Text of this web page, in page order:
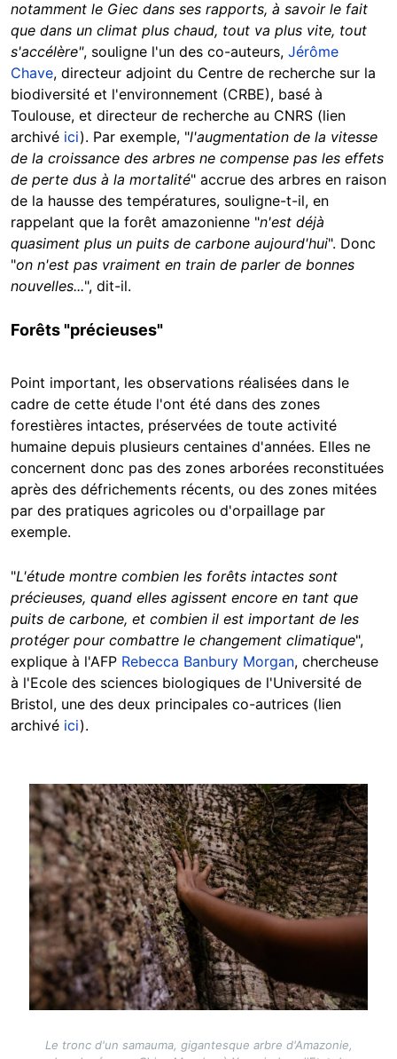
notamment le Giec dans ses rapports, à savoir le fait
que dans un climat plus chaud, tout va plus vite, tout
s'accélère", souligne l'un des co-auteurs, Jérôme
Chave, directeur adjoint du Centre de recherche sur la
biodiversité et l'environnement (CRBE), basé à
Toulouse, et directeur de recherche au CNRS (lien
archivé ici). Par exemple, "l'augmentation de la vitesse
de la croissance des arbres ne compense pas les effets
de perte dus à la mortalité" accrue des arbres en raison
de la hausse des températures, souligne-t-il, en
rappelant que la forêt amazonienne "n'est déjà
quasiment plus un puits de carbone aujourd'hui". Donc
"on n'est pas vraiment en train de parler de bonnes
nouvelles...", dit-il.
Forêts "précieuses"
Point important, les observations réalisées dans le
cadre de cette étude l'ont été dans des zones
forestières intactes, préservées de toute activité
humaine depuis plusieurs centaines d'années. Elles ne
concernent donc pas des zones arborées reconstituées
après des défrichements récents, ou des zones mitées
par des pratiques agricoles ou d'orpaillage par
exemple.
"L'étude montre combien les forêts intactes sont
précieuses, quand elles agissent encore en tant que
puits de carbone, et combien il est important de les
protéger pour combattre le changement climatique",
explique à l'AFP Rebecca Banbury Morgan, chercheuse
à l'Ecole des sciences biologiques de l'Université de
Bristol, une des deux principales co-autrices (lien
archivé ici).
Image
Le tronc d'un samauma, gigantesque arbre d'Amazonie,